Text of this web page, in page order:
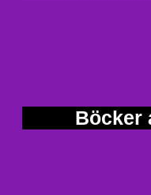
Böcker